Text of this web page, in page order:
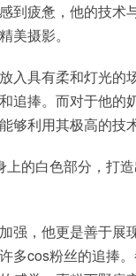
到疲惫，他的技术
美摄影。
入具有柔和灯光的
追捧。而对于他的
够利用其极高的技
上的白色部分，打
强，他更是善于展
多cos粉丝的追捧